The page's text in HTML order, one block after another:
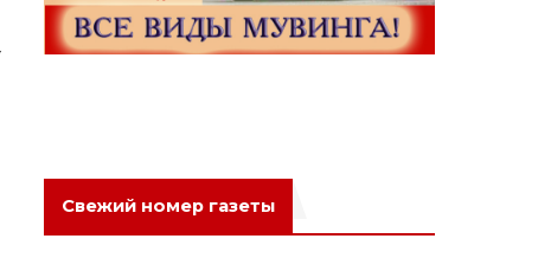
Свежий номер газеты